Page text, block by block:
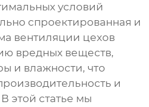
условий
спроектированная и
вентиляции цехов
вредных веществ,
и влажности, что
и
этой статье мы